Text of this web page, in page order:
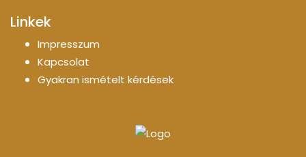
Linkek
Impresszum
Kapcsolat
Gyakran ismételt kérdések